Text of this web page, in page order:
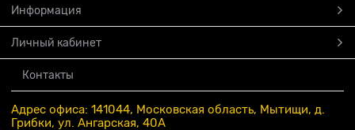
Информация
Личный кабинет
Контакты
Адрес офиса: 141044, Московская область, Мытищи, д.
Грибки, ул. Ангарская, 40А